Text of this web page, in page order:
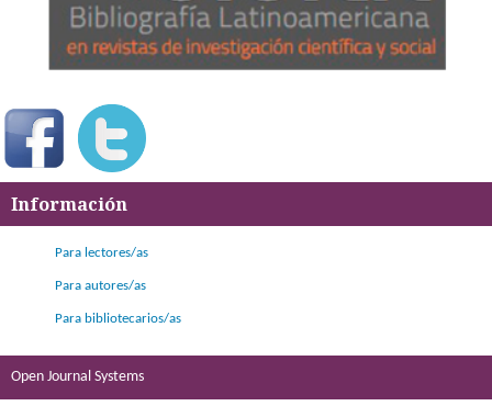
Información
Para lectores/as
Para autores/as
Para bibliotecarios/as
Open Journal Systems